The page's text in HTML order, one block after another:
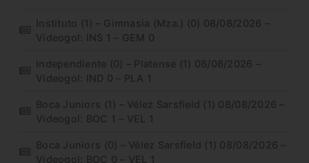
Instituto (1) – Gimnasia (Mza.) (0) 08/08/2026 –
Videogol: INS 1 – GEM 0
Independiente (0) – Platense (1) 08/08/2026 –
Videogol: IND 0 – PLA 1
Boca Juniors (1) – Vélez Sarsfield (1) 08/08/2026 –
Videogol: BOC 1 – VEL 1
Boca Juniors (0) – Vélez Sarsfield (1) 08/08/2026 –
Videogol: BOC 0 – VEL 1